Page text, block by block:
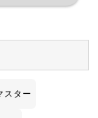
スター